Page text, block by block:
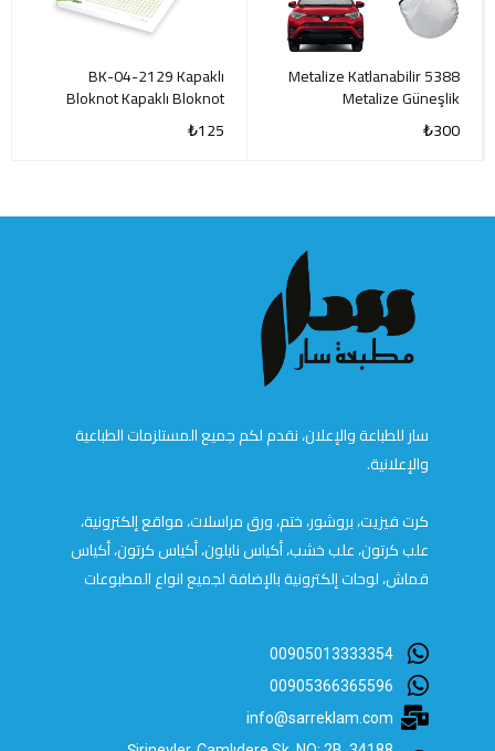
5388 Metalize Katlanabilir
Metalize Güneşlik
₺300
BK-04-2129 Kapaklı
Bloknot Kapaklı Bloknot
₺125
سار للطباعة والإعلان، نقدم لكم جميع المستلزمات الطباعية
والإعلانية.
كرت فيزيت، بروشور، ختم، ورق مراسلات، مواقع إلكترونية،
علب كرتون، علب خشب، أكياس نايلون، أكياس كرتون، أكياس
قماش، لوحات إلكترونية بالإضافة لجميع انواع المطبوعات
00905013333354
00905366365596
info@sarreklam.com